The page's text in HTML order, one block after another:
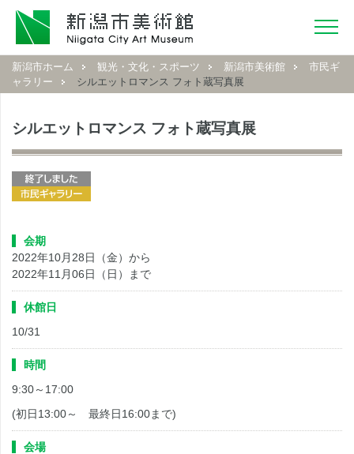
新潟市ホーム 観光・文化・スポーツ 新潟市美術館
市民ギ
ャラリー
シルエットロマンス フォト蔵写真展
シルエットロマンス フォト蔵写真展
会期
2022年10月28日（金）から
2022年11月06日（日）まで
休館日
10/31
時間
9:30～17:00
(初日13:00～ 最終日16:00まで)
会場